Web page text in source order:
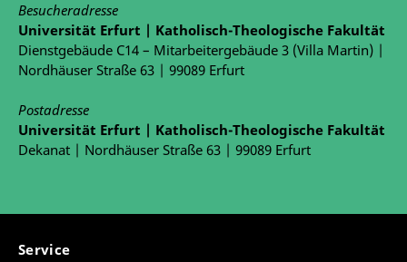
Besucheradresse
Universität Erfurt | Katholisch-Theologische Fakultät
Dienstgebäude C14 – Mitarbeitergebäude 3 (Villa Martin) |
Nordhäuser Straße 63 | 99089 Erfurt
Postadresse
Universität Erfurt | Katholisch-Theologische Fakultät
Dekanat | Nordhäuser Straße 63 | 99089 Erfurt
Service